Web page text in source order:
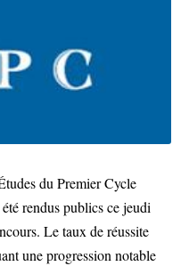
du Premier Cycle
rendus publics ce jeudi
Le taux de réussite
une progression notable